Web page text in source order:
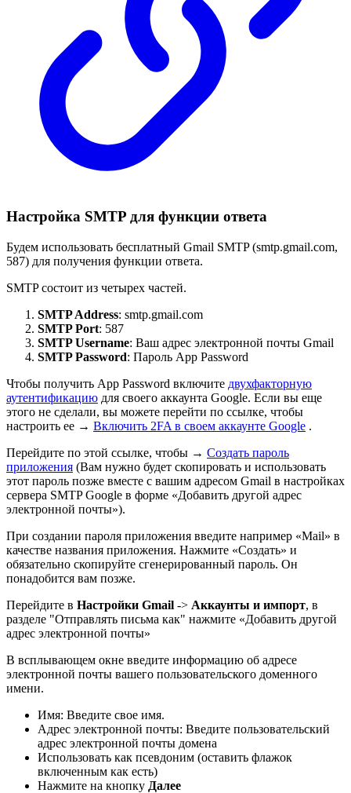
Настройка SMTP для функции ответа
Будем использовать бесплатный Gmail SMTP (smtp.gmail.com,
587) для получения функции ответа.
SMTP состоит из четырех частей.
SMTP Address: smtp.gmail.com
SMTP Port: 587
SMTP Username: Ваш адрес электронной почты Gmail
SMTP Password: Пароль App Password
Чтобы получить App Password включите двухфакторную
аутентификацию для своего аккаунта Google. Если вы еще
этого не сделали, вы можете перейти по ссылке, чтобы
настроить ее → Включить 2FA в своем аккаунте Google .
Перейдите по этой ссылке, чтобы → Создать пароль
приложения (Вам нужно будет скопировать и использовать
этот пароль позже вместе с вашим адресом Gmail в настройках
сервера SMTP Google в форме «Добавить другой адрес
электронной почты»).
При создании пароля приложения введите например «Mail» в
качестве названия приложения. Нажмите «Создать» и
обязательно скопируйте сгенерированный пароль. Он
понадобится вам позже.
Перейдите в Настройки Gmail -> Аккаунты и импорт, в
разделе "Отправлять письма как" нажмите «Добавить другой
адрес электронной почты»
В всплывающем окне введите информацию об адресе
электронной почты вашего пользовательского доменного
имени.
Имя: Введите свое имя.
Адрес электронной почты: Введите пользовательский
адрес электронной почты домена
Использовать как псевдоним (оставить флажок
включенным как есть)
Нажмите на кнопку Далее